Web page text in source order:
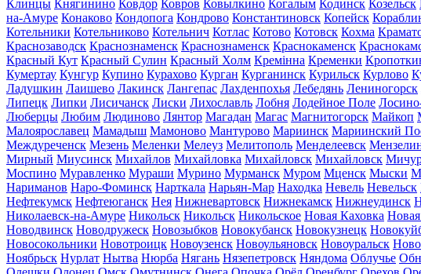
Клинцы Княгинино Ковдор Ковров Ковылкино Когалым Кодинск Козельск
на-Амуре Конаково Кондопога Кондрово Константиновск Копейск
Котельники Котельниково Котельнич Котлас Котово Котовск Кохма
Краснозаводск Краснознаменск Краснознаменск Краснокаменск
Красный Кут Красный Сулин Красный Холм Кремінна Кременки
Кумертау Кунгур Купино Курахово Курган Курганинск Курильск Курлово
Ладушкин Лаишево Лакинск Лангепас Лахденпохья Лебедянь Лениногорск
Липецк Липки Лисичанск Лиски Лихославль Лобня Лодейное Поле
Люберцы Любим Людиново Лянтор Магадан Магас Магнитогорск Майкоп
Малоярославец Мамадыш Мамоново Мантурово Мариинск Мариинский
Междуреченск Мезень Меленки Мелеуз Мелитополь Менделеевск
Мирный Миусинск Михайлов Михайловка Михайловск Михайловск
Моспино Муравленко Мураши Мурино Мурманск Муром Мценск Мыски
Нариманов Наро-Фоминск Нарткала Нарьян-Мар Находка Невель Невельск
Нефтекумск Нефтеюганск Нея Нижневартовск Нижнекамск Нижнеудинск
Николаевск-на-Амуре Никольск Никольск Никольское Новая Каховка
Новодвинск Новодружеск Новозыбков Новокубанск Новокузнецк
Новосокольники Новотроицк Новоузенск Новоульяновск Новоуральск
Ноябрьск Нурлат Нытва Нюрба Нягань Нязепетровск Няндома Облучье